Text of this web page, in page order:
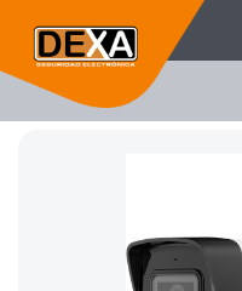
RUBRO SUBRUBRO